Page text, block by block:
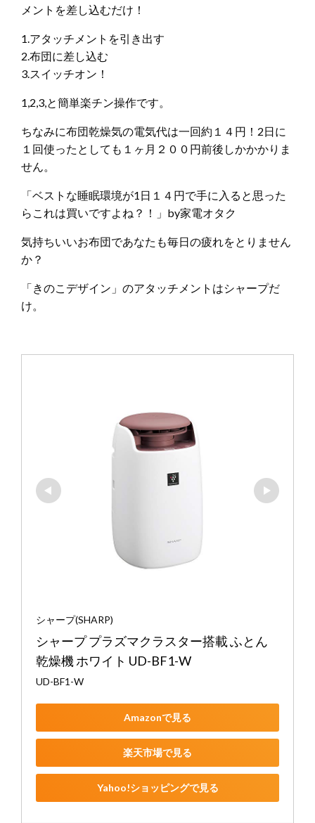
メントを差し込むだけ！
1.アタッチメントを引き出す
2.布団に差し込む
3.スイッチオン！
1,2,3,と簡単楽チン操作です。
ちなみに布団乾燥気の電気代は一回約１４円！2日に
１回使ったとしても１ヶ月２００円前後しかかかりま
せん。
「ベストな睡眠環境が1日１４円で手に入ると思った
らこれは買いですよね？！」by家電オタク
気持ちいいお布団であなたも毎日の疲れをとりません
か？
「きのこデザイン」のアタッチメントはシャープだ
け。
シャープ(SHARP)
シャープ プラズマクラスター搭載 ふとん
乾燥機 ホワイト UD-BF1-W
UD-BF1-W
Amazonで見る
楽天市場で見る
Yahoo!ショッピングで見る